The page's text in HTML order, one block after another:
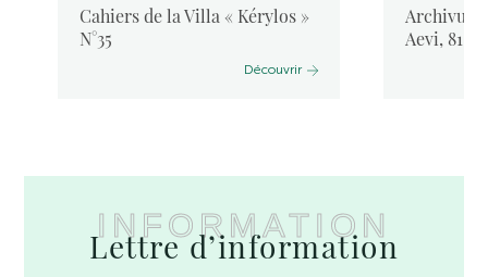
Cahiers de la Villa « Kérylos »
N°35
Découvrir
Aevi, 81,
INFORMATION
Lettre d’information